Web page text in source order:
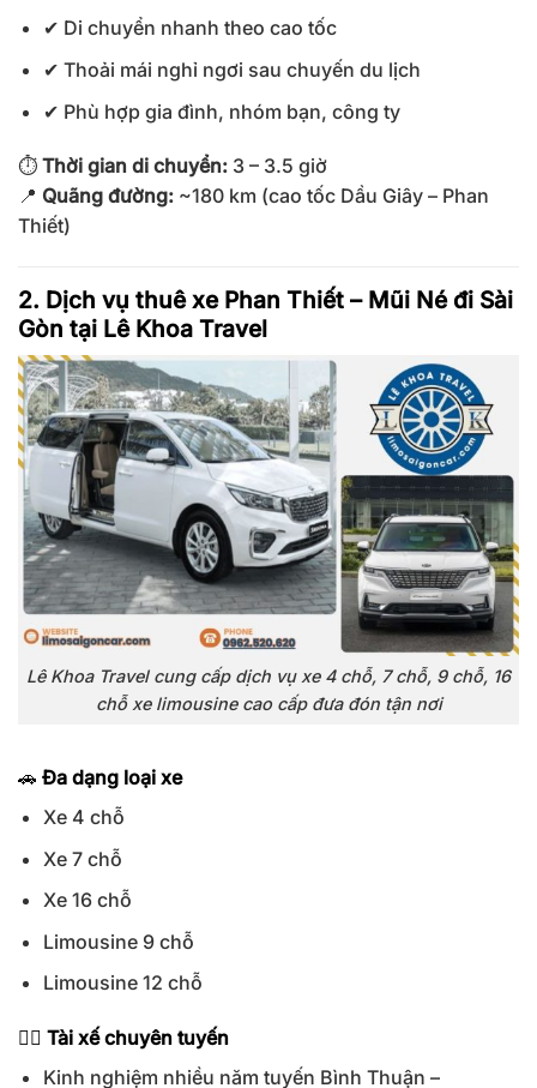
✔ Di chuyển nhanh theo cao tốc
✔ Thoải mái nghỉ ngơi sau chuyến du lịch
✔ Phù hợp gia đình, nhóm bạn, công ty
⏱ Thời gian di chuyển: 3 – 3.5 giờ
📍 Quãng đường: ~180 km (cao tốc Dầu Giây – Phan
Thiết)
2. Dịch vụ thuê xe Phan Thiết – Mũi Né đi Sài
Gòn tại Lê Khoa Travel
Lê Khoa Travel cung cấp dịch vụ xe 4 chỗ, 7 chỗ, 9 chỗ, 16
chỗ xe limousine cao cấp đưa đón tận nơi
🚗 Đa dạng loại xe
Xe 4 chỗ
Xe 7 chỗ
Xe 16 chỗ
Limousine 9 chỗ
Limousine 12 chỗ
👨‍✈️ Tài xế chuyên tuyến
Kinh nghiệm nhiều năm tuyến Bình Thuận –